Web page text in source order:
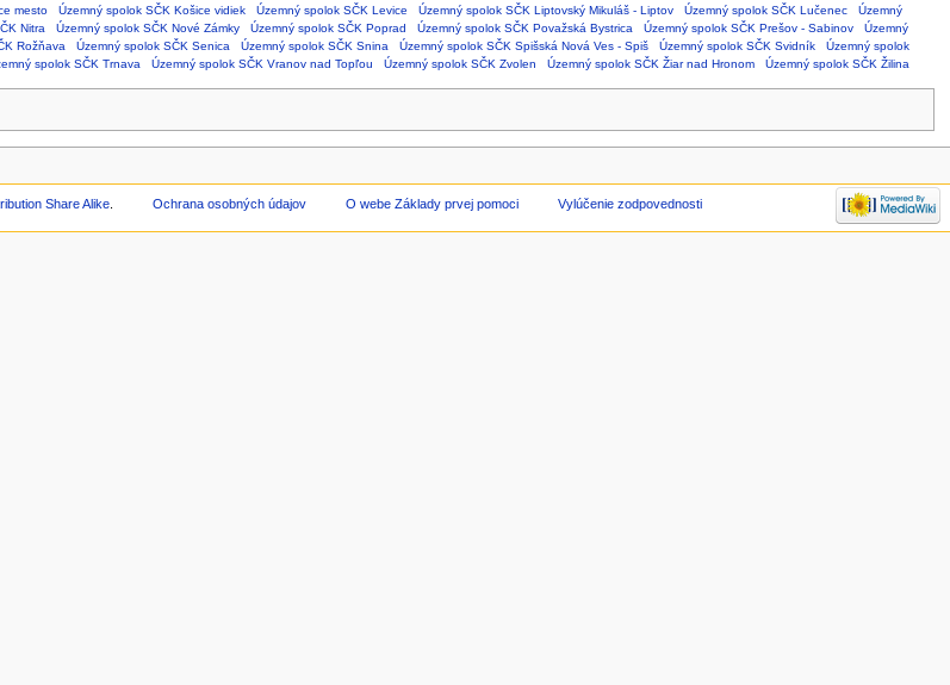
mesto Územný spolok SČK Košice vidiek Územný spolok SČK Levice Územný spolok SČK Liptovský Mikuláš - Liptov Územný spolok SČK Lučenec
Územný
Nitra Územný spolok SČK Nové Zámky Územný spolok SČK Poprad Územný spolok SČK Považská Bystrica Územný spolok SČK Prešov - Sabinov
Územný
Rožňava Územný spolok SČK Senica Územný spolok SČK Snina Územný spolok SČK Spišská Nová Ves - Spiš Územný spolok SČK Svidník
Územný spolok
spolok SČK Trnava Územný spolok SČK Vranov nad Topľou Územný spolok SČK Zvolen Územný spolok SČK Žiar nad Hronom Územný spolok SČK Žilina
Share Alike Ochrana osobných údajov O webe Základy prvej pomoci Vylúčenie zodpovednosti